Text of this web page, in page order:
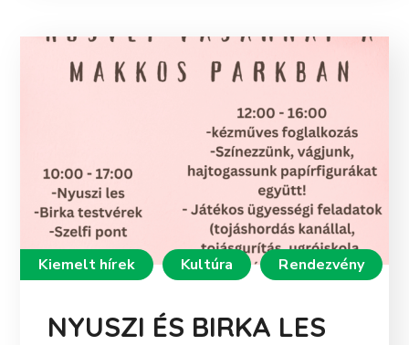
Kiemelt hírek Kultúra Rendezvény
NYUSZI ÉS BIRKA LES